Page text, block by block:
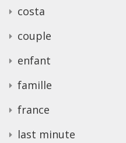
costa
couple
enfant
famille
france
last minute